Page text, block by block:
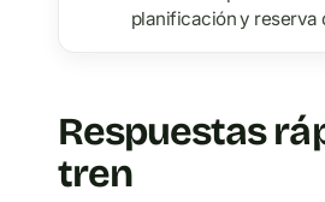
planificación y reserva
Respuestas
tren